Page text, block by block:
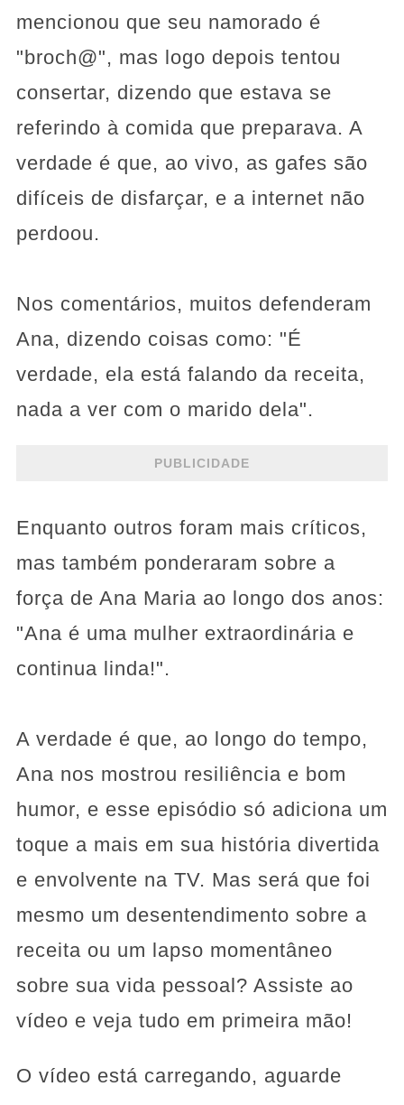
mencionou que seu namorado é
"broch@", mas logo depois tentou
consertar, dizendo que estava se
referindo à comida que preparava. A
verdade é que, ao vivo, as gafes são
difíceis de disfarçar, e a internet não
perdoou.
Nos comentários, muitos defenderam
Ana, dizendo coisas como: "É
verdade, ela está falando da receita,
nada a ver com o marido dela".
PUBLICIDADE
Enquanto outros foram mais críticos,
mas também ponderaram sobre a
força de Ana Maria ao longo dos anos:
"Ana é uma mulher extraordinária e
continua linda!".
A verdade é que, ao longo do tempo,
Ana nos mostrou resiliência e bom
humor, e esse episódio só adiciona um
toque a mais em sua história divertida
e envolvente na TV. Mas será que foi
mesmo um desentendimento sobre a
receita ou um lapso momentâneo
sobre sua vida pessoal? Assiste ao
vídeo e veja tudo em primeira mão!
O vídeo está carregando, aguarde